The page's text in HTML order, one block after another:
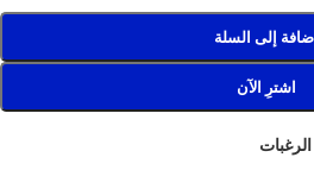
إلى السلة
اشترِ الآن